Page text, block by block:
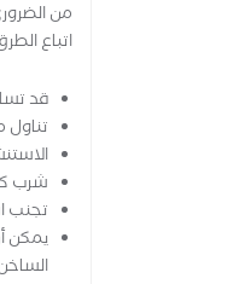
من
اتباع
قد
شرب
تجنب
يمكن